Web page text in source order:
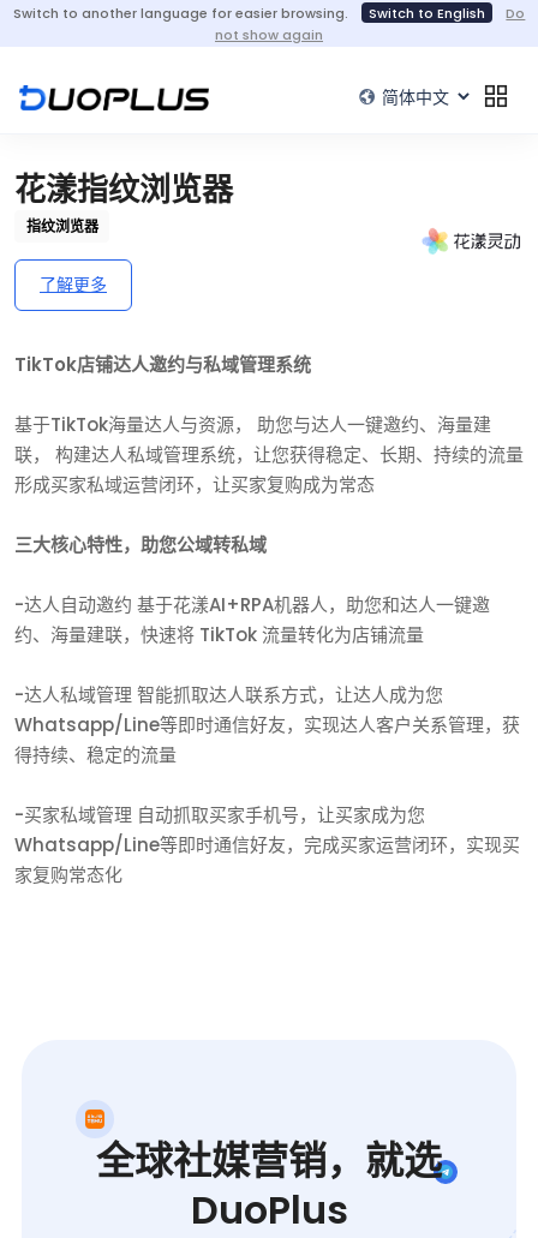
Switch to another language for easier browsing. Switch to English
Do
not show again
花漾指纹浏览器
指纹浏览器
了解更多
TikTok店铺达人邀约与私域管理系统
基于TikTok海量达人与资源， 助您与达人一键邀约、海量建
联， 构建达人私域管理系统，让您获得稳定、长期、持续的流量
形成买家私域运营闭环，让买家复购成为常态
三大核心特性，助您公域转私域
-达人自动邀约 基于花漾AI+RPA机器人，助您和达人一键邀
约、海量建联，快速将 TikTok 流量转化为店铺流量
-达人私域管理 智能抓取达人联系方式，让达人成为您
Whatsapp/Line等即时通信好友，实现达人客户关系管理，获
得持续、稳定的流量
-买家私域管理 自动抓取买家手机号，让买家成为您
Whatsapp/Line等即时通信好友，完成买家运营闭环，实现买
家复购常态化
全球社媒营销，就选
DuoPlus